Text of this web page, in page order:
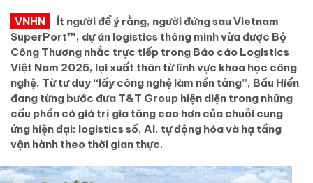
VNHN
Ít người để ý rằng, người đứng sau Vietnam
SuperPort™, dự án logistics thông minh vừa được Bộ
Công Thương nhắc trực tiếp trong Báo cáo Logistics
Việt Nam 2025, lại xuất thân từ lĩnh vực khoa học công
nghệ. Từ tư duy “lấy công nghệ làm nền tảng”, Bầu Hiển
đang từng bước đưa T&T Group hiện diện trong những
cấu phần có giá trị gia tăng cao hơn của chuỗi cung
ứng hiện đại: logistics số, AI, tự động hóa và hạ tầng
vận hành theo thời gian thực.